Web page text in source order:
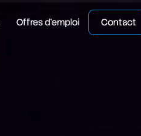
Offres d'emploi Contact